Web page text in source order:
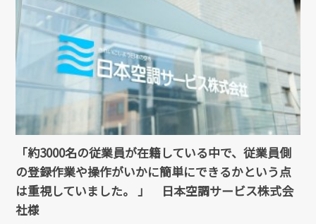
「約3000名の従業員が在籍している中で、従業員側
の登録作業や操作がいかに簡単にできるかという点
は重視していました。 」 日本空調サービス株式会
社様